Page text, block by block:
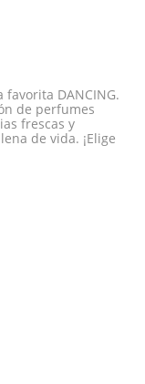
DANCING.
de perfumes
frescas y
de vida. ¡Elige